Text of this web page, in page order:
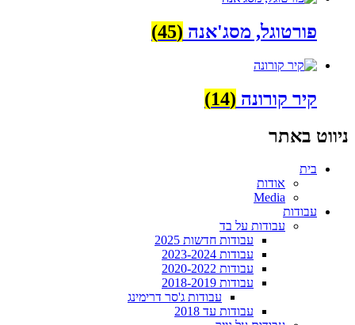
פורטוגל, מסג'אנה (45)
קיר קורונה (14)
ניווט באתר
בית
אודות
Media
עבודות
עבודות על בד
עבודות חדשות 2025
עבודות 2023-2024
עבודות 2020-2022
עבודות 2018-2019
עבודות ג'סר דרימינג
עבודות עד 2018